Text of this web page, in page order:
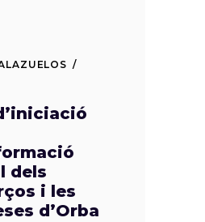
dels
i les
d’Orba